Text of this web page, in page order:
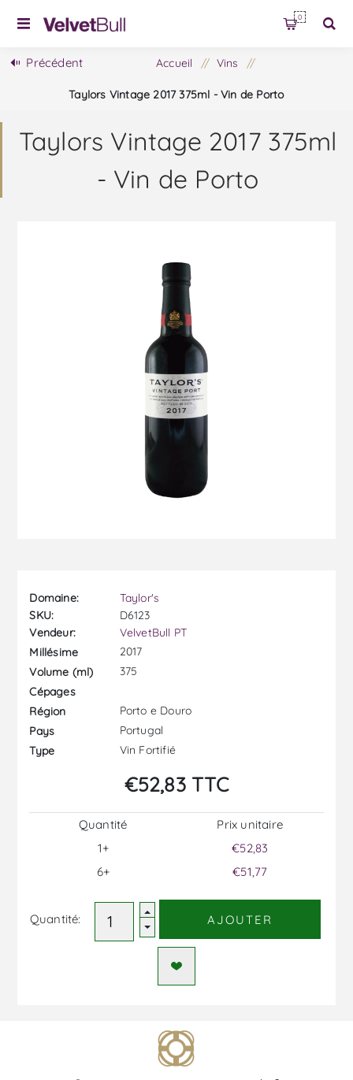
0
Précédent Accueil / Vins /
Taylors Vintage 2017 375ml - Vin de Porto
Taylors Vintage 2017 375ml
- Vin de Porto
Domaine:
Taylor's
SKU:
D6123
Vendeur:
VelvetBull PT
Millésime
2017
Volume (ml)
375
Cépages
Région
Porto e Douro
Pays
Portugal
Type
Vin Fortifié
€52,83 TTC
Quantité
1+
6+
Prix ​​unitaire
€52,83
€51,77
Quantité: AJOUTER